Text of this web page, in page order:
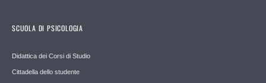
SCUOLA DI PSICOLOGIA
Didattica dei Corsi di Studio
Cittadella dello studente